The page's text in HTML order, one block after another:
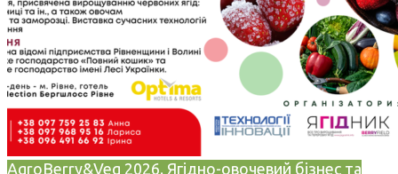
AgroBerry&Veg 2026. Ягідно-овочевий бізнес та